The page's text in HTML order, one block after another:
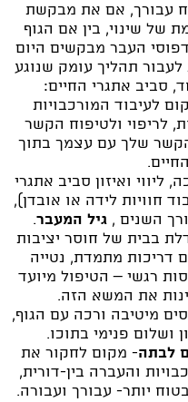
עבורך, אם את מבקשת
של שינוי, בין אם הגוף
העבר מבקשים היום
לעבור תהליך עומק שנוגע
סביב אתגרי החיים:
לעיבוד המורכבויות
לריפוי ולטיפוח הקשר
שלך עם עצמך בתוך
ליווי ואיזון סביב אתגרי
חוויות לידה או אובדן),
השנים , גיל המעבר.
בבית של חוסר יציבות
דריכות מתמדת, נטייה
רגשי – הטיפול מיועד
את המשא הזה.
מיטיבה ורכה עם הגוף,
ושלום פנימי בתוכו.
לבתה- מקום לחקור את
והעברה בין-דורית,
יותר- עבורך ועבורה.